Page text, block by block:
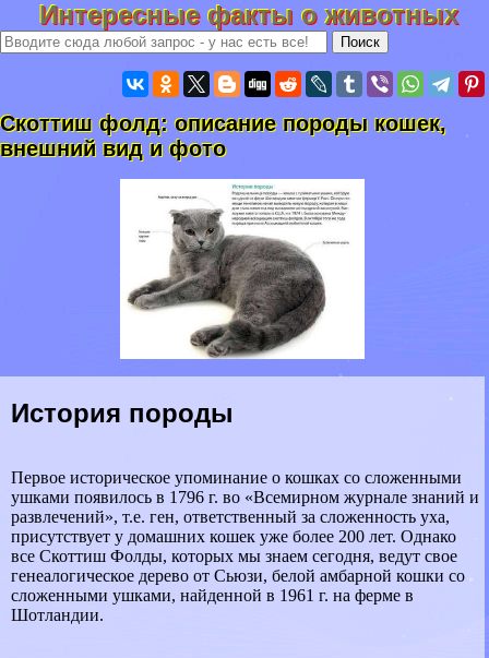
Интересные факты о животных
Скоттиш фолд: описание породы кошек,
внешний вид и фото
История породы
Первое историческое упоминание о кошках со сложенными
ушками появилось в 1796 г. во «Всемирном журнале знаний и
развлечений», т.е. ген, ответственный за сложенность уха,
присутствует у домашних кошек уже более 200 лет. Однако
все Скоттиш Фолды, которых мы знаем сегодня, ведут свое
генеалогическое дерево от Сьюзи, белой амбарной кошки со
сложенными ушками, найденной в 1961 г. на ферме в
Шотландии.